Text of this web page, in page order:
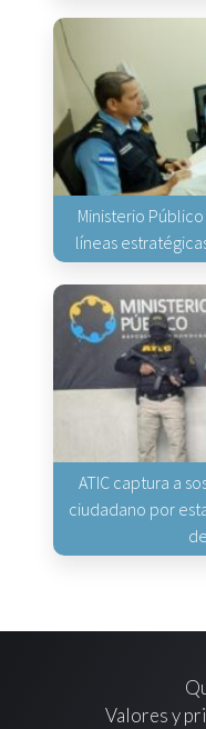
Ministerio
líneas
ATIC captura a
ciudadano por
Valores y